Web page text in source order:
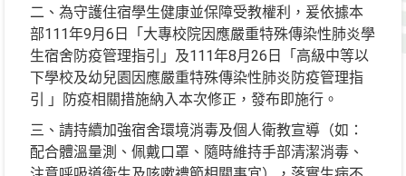
二、為守護住宿學生健康並保障受教權利，爰依據本
部111年9月6日「大專校院因應嚴重特殊傳染性肺炎學
生宿舍防疫管理指引」及111年8月26日「高級中等以
下學校及幼兒園因應嚴重特殊傳染性肺炎防疫管理指
引 」防疫相關措施納入本次修正，發布即施行。
三、請持續加強宿舍環境消毒及個人衛教宣導（如：
配合體溫量測、佩戴口罩、隨時維持手部清潔消毒、